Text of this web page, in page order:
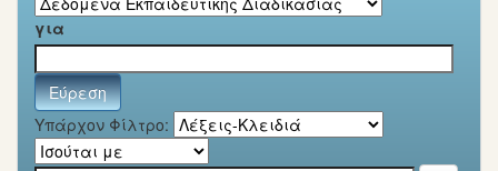
για
Υπάρχον Φίλτρο: